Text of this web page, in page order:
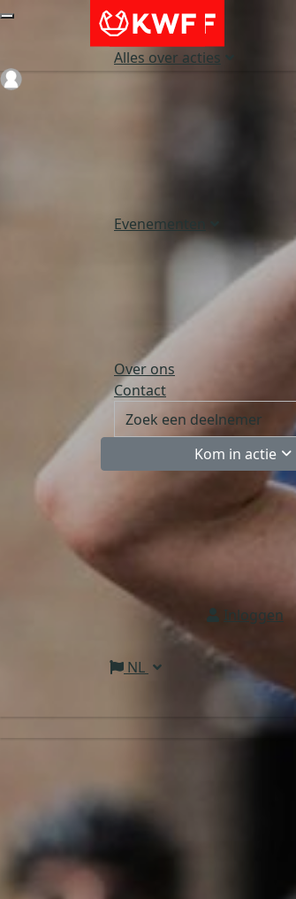
Alles over acties
Evenementen
Over ons
Contact
Kom in actie
Inloggen
NL